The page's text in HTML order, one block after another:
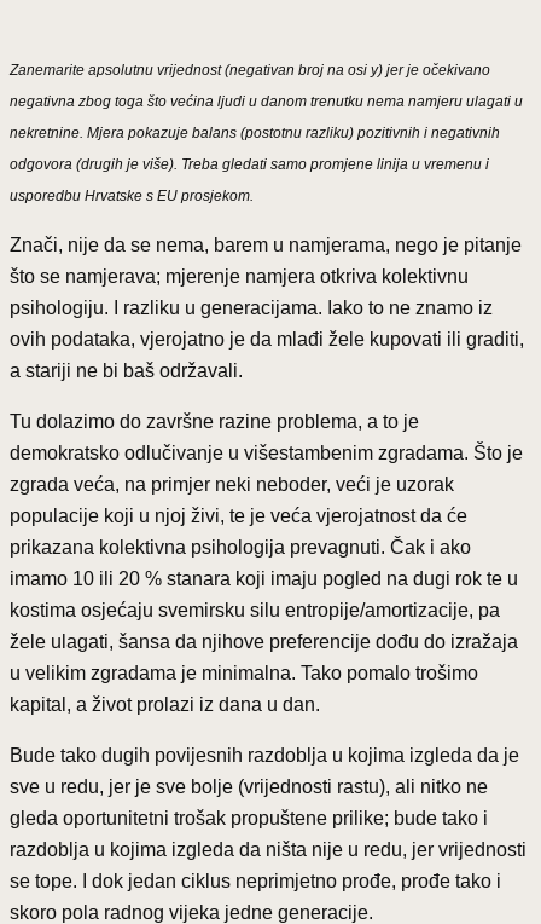
Zanemarite apsolutnu vrijednost (negativan broj na osi y) jer je očekivano
negativna zbog toga što većina ljudi u danom trenutku nema namjeru ulagati u
nekretnine. Mjera pokazuje balans (postotnu razliku) pozitivnih i negativnih
odgovora (drugih je više). Treba gledati samo promjene linija u vremenu i
usporedbu Hrvatske s EU prosjekom.
Znači, nije da se nema, barem u namjerama, nego je pitanje
što se namjerava; mjerenje namjera otkriva kolektivnu
psihologiju. I razliku u generacijama. Iako to ne znamo iz
ovih podataka, vjerojatno je da mlađi žele kupovati ili graditi,
a stariji ne bi baš održavali.
Tu dolazimo do završne razine problema, a to je
demokratsko odlučivanje u višestambenim zgradama. Što je
zgrada veća, na primjer neki neboder, veći je uzorak
populacije koji u njoj živi, te je veća vjerojatnost da će
prikazana kolektivna psihologija prevagnuti. Čak i ako
imamo 10 ili 20 % stanara koji imaju pogled na dugi rok te u
kostima osjećaju svemirsku silu entropije/amortizacije, pa
žele ulagati, šansa da njihove preferencije dođu do izražaja
u velikim zgradama je minimalna. Tako pomalo trošimo
kapital, a život prolazi iz dana u dan.
Bude tako dugih povijesnih razdoblja u kojima izgleda da je
sve u redu, jer je sve bolje (vrijednosti rastu), ali nitko ne
gleda oportunitetni trošak propuštene prilike; bude tako i
razdoblja u kojima izgleda da ništa nije u redu, jer vrijednosti
se tope. I dok jedan ciklus neprimjetno prođe, prođe tako i
skoro pola radnog vijeka jedne generacije.